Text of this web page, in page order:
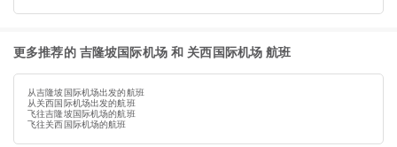
更多推荐的 吉隆坡国际机场 和 关西国际机场 航班
从吉隆坡国际机场出发的航班
从关西国际机场出发的航班
飞往吉隆坡国际机场的航班
飞往关西国际机场的航班